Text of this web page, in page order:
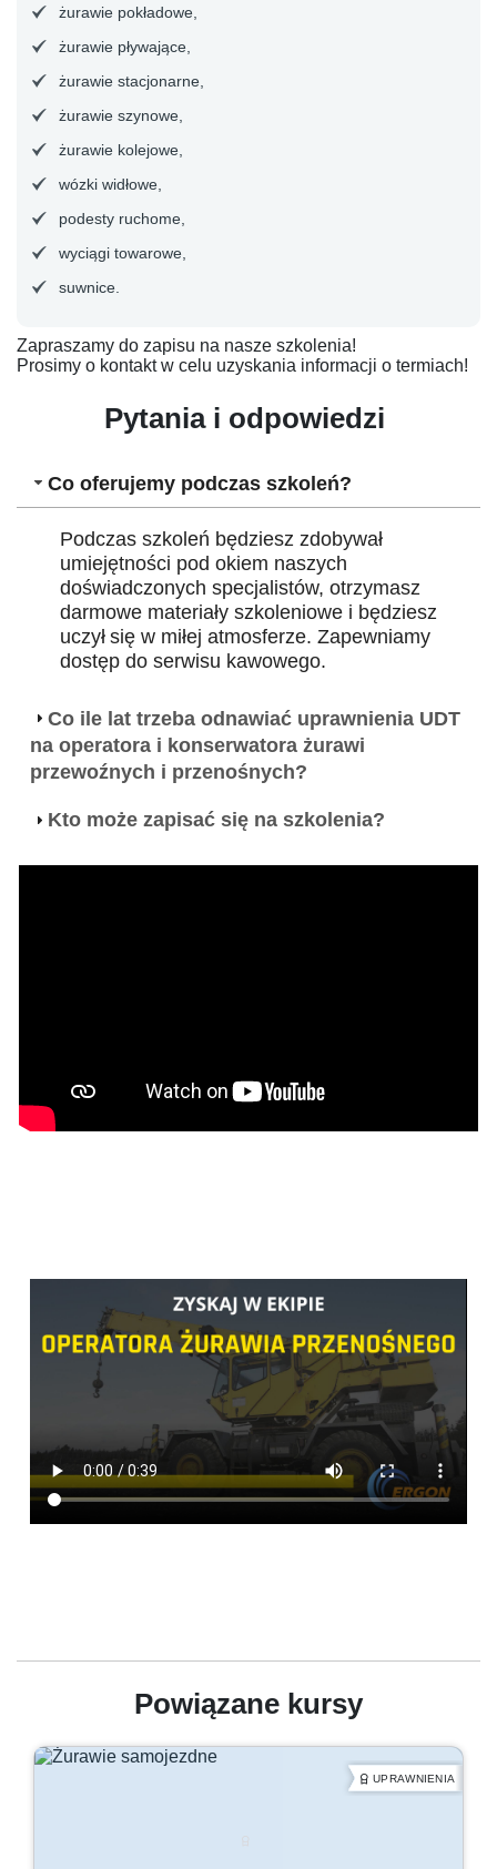
żurawie pokładowe,
żurawie pływające,
żurawie stacjonarne,
żurawie szynowe,
żurawie kolejowe,
wózki widłowe,
podesty ruchome,
wyciągi towarowe,
suwnice.
Zapraszamy do zapisu na nasze szkolenia!
Prosimy o kontakt w celu uzyskania informacji o termiach!
Pytania i odpowiedzi
Co oferujemy podczas szkoleń?
Podczas szkoleń będziesz zdobywał
umiejętności pod okiem naszych
doświadczonych specjalistów, otrzymasz
darmowe materiały szkoleniowe i będziesz
uczył się w miłej atmosferze. Zapewniamy
dostęp do serwisu kawowego.
Co ile lat trzeba odnawiać uprawnienia UDT
na operatora i konserwatora żurawi
przewoźnych i przenośnych?
Kto może zapisać się na szkolenia?
Powiązane kursy
UPRAWNIENIA